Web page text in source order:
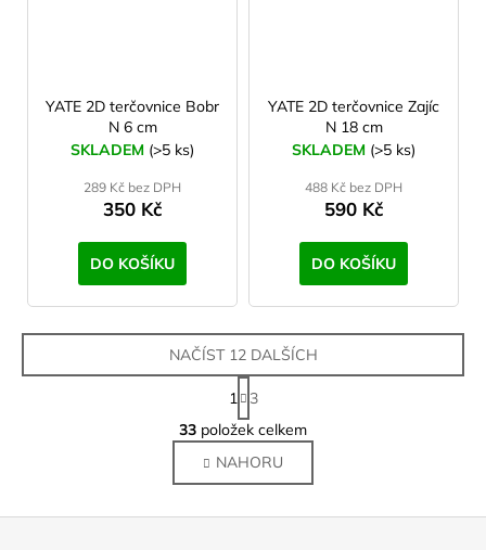
YATE 2D terčovnice Bobr
N 6 cm
SKLADEM (>5 ks)
289 Kč bez DPH
350 Kč
DO KOŠÍKU
YATE 2D terčovnice Zajíc
N 18 cm
SKLADEM (>5 ks)
488 Kč bez DPH
590 Kč
DO KOŠÍKU
O
v
l
á
d
NAČÍST 12 DALŠÍCH
S
t
r
á
n
k
1
3
33 položek celkem
NAHORU